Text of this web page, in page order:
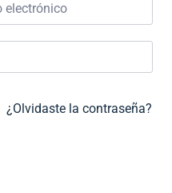
¿Olvidaste la contraseña?